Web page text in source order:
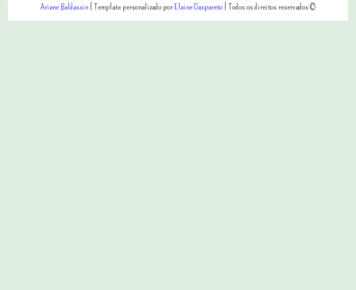
Ariane Baldassin| Template personalizado porElaine Gaspareto| Todos os direitos reservados ©